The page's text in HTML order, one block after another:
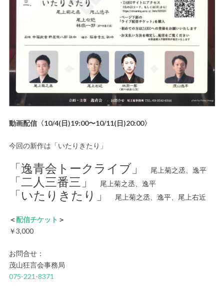
動画配信〈10/4(日)19:00〜10/11(日)20:00〉
今回の新作は「いたりきたり」
「逸青会トークライブ」 尾上菊之丞、逸平
「二人三番三」 尾上菊之丞、逸平
「いたりきたり」 尾上菊之丞、逸平、尾上右近
＜配信チケット ＞
￥3,000
お問合せ：
茂山狂言会事務局
075-221-8371